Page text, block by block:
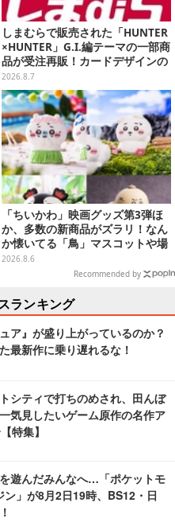
しまむらで販売された「HUNTER
×HUNTER」G.I.編テーマの一部商
品が受注再販！カードデザインの
キーホルダーや、キルアたちのセ
リフ付ソックスなど
2026.8.7
「ちいかわ」映画グッズ第3弾ほ
か、多数の新商品がズラリ！なん
か懐いてる「鳥」マスコットや場
面写アイテムなど必見のラインナ
2026.8.6
Recommended by
ランキング
ア』が盛り上がっているのか？
最新作に乗り遅れるな！
シティで打ちのめされ、田んぼ
気見したいゲーム原作の名作ア
特集】
を遊んだみんなへ…「ポケットモ
」が8月2日19時、BS12・日